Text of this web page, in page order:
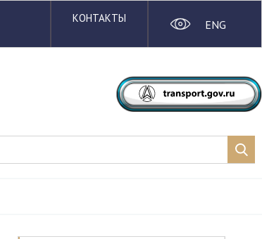
КОНТАКТЫ ENG